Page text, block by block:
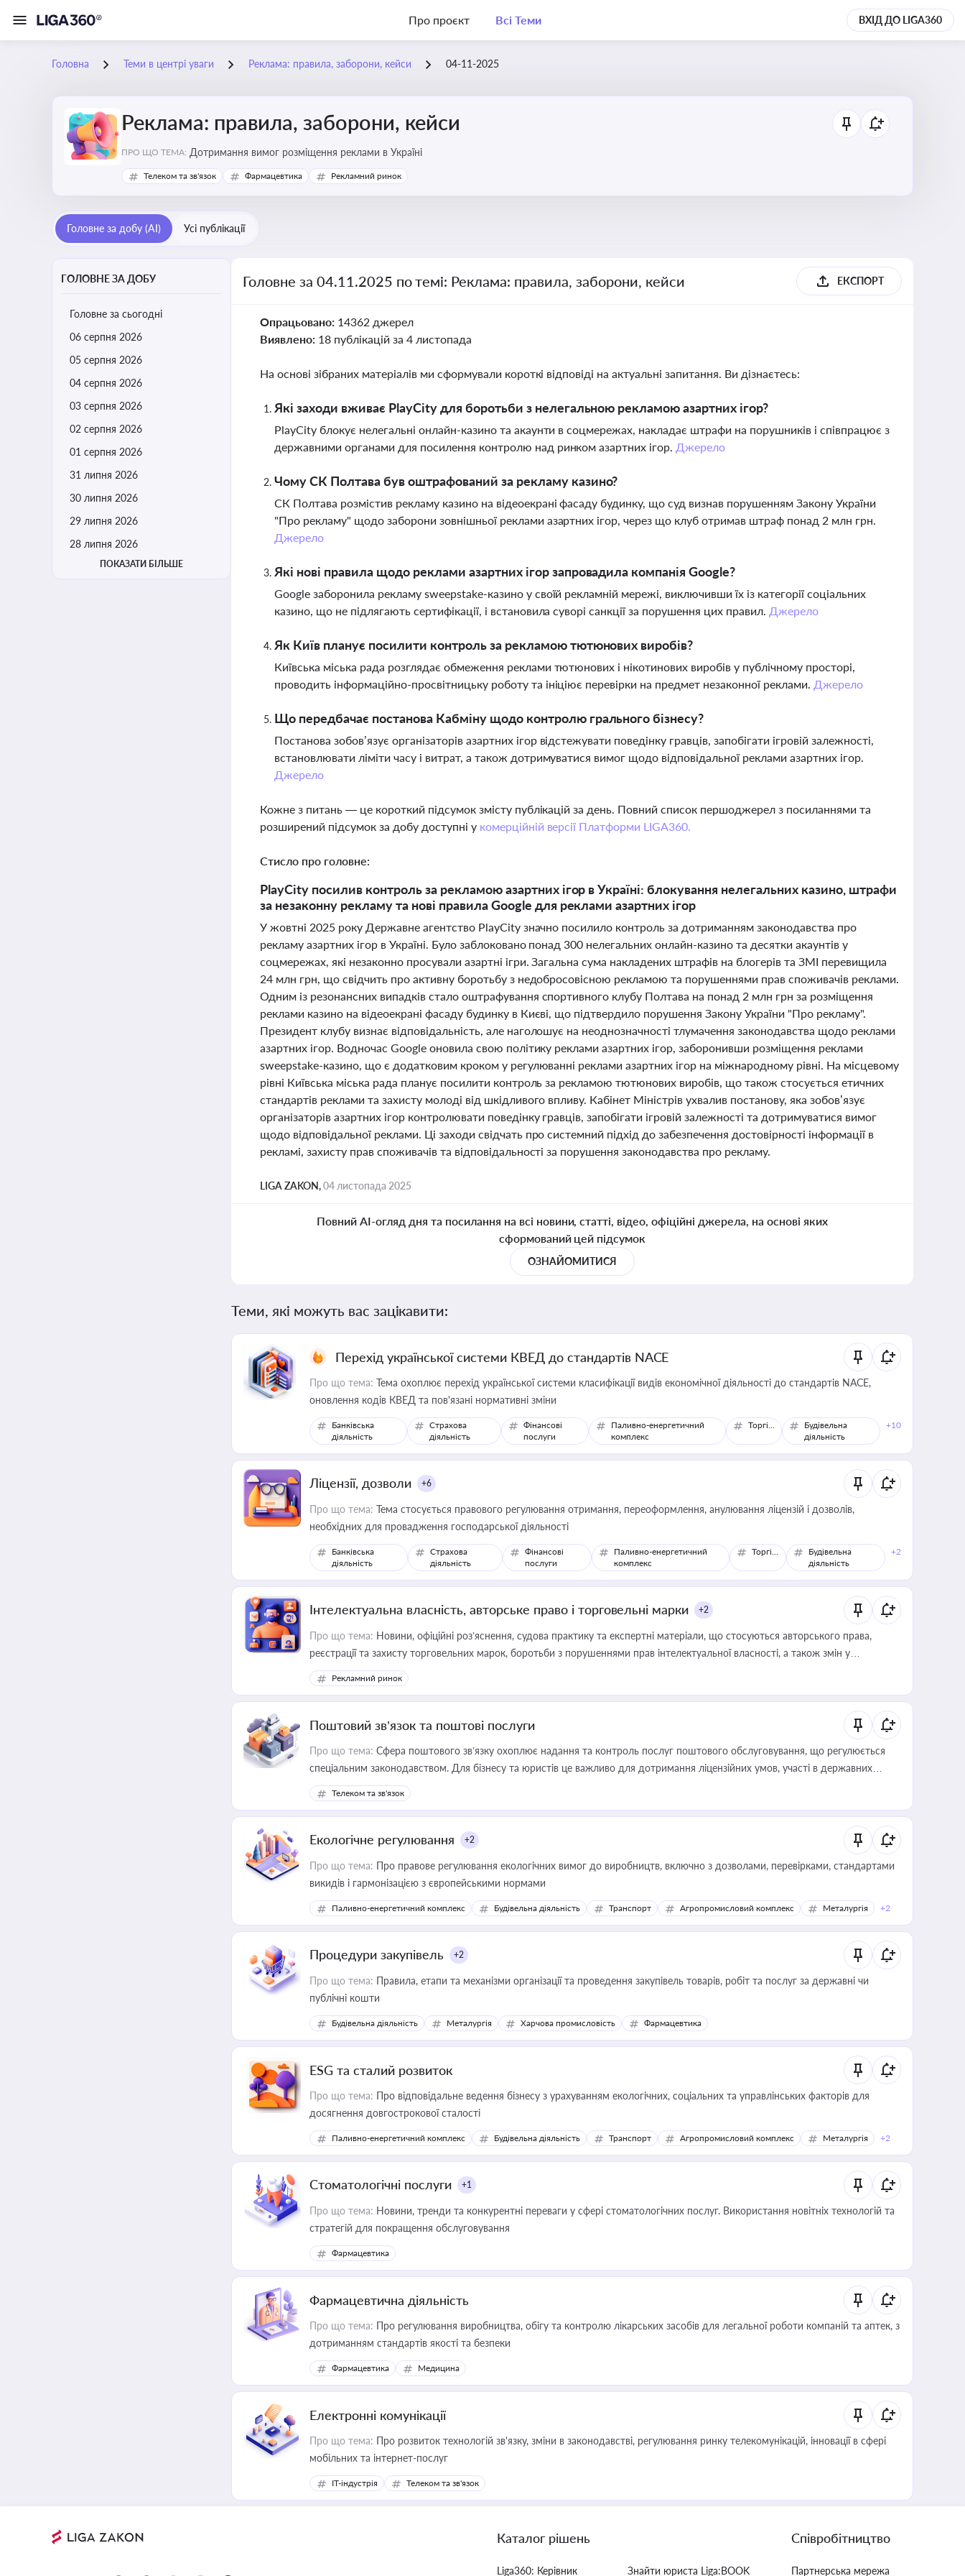
Про проєкт Всі Теми ВХІД ДО LIGA360
Головна Теми в центрі уваги Реклама: правила, заборони, кейси 04-11-2025
Реклама: правила, заборони, кейси
ПРО ЩО ТЕМА: Дотримання вимог розміщення реклами в Україні
Телеком та зв'язок Фармацевтика Рекламний ринок
Головне за добу (AI) Усі публікації
ГОЛОВНЕ ЗА ДОБУ
Головне за сьогодні
06 серпня 2026
05 серпня 2026
04 серпня 2026
03 серпня 2026
02 серпня 2026
01 серпня 2026
31 липня 2026
30 липня 2026
29 липня 2026
28 липня 2026
ПОКАЗАТИ БІЛЬШЕ
Головне за 04.11.2025 по темі: Реклама: правила, заборони, кейси ЕКСПОРТ
Опрацьовано: 14362 джерел
Виявлено: 18 публікацій за 4 листопада
На основі зібраних матеріалів ми сформували короткі відповіді на актуальні запитання. Ви дізнаєтесь:
Які заходи вживає PlayCity для боротьби з нелегальною рекламою азартних ігор?
PlayCity блокує нелегальні онлайн-казино та акаунти в соцмережах, накладає штрафи на порушників і співпрацює з
державними органами для посилення контролю над ринком азартних ігор. Джерело
Чому СК Полтава був оштрафований за рекламу казино?
СК Полтава розмістив рекламу казино на відеоекрані фасаду будинку, що суд визнав порушенням Закону України
"Про рекламу" щодо заборони зовнішньої реклами азартних ігор, через що клуб отримав штраф понад 2 млн грн.
Джерело
Які нові правила щодо реклами азартних ігор запровадила компанія Google?
Google заборонила рекламу sweepstake-казино у своїй рекламній мережі, виключивши їх із категорії соціальних
казино, що не підлягають сертифікації, і встановила суворі санкції за порушення цих правил. Джерело
Як Київ планує посилити контроль за рекламою тютюнових виробів?
Київська міська рада розглядає обмеження реклами тютюнових і нікотинових виробів у публічному просторі,
проводить інформаційно-просвітницьку роботу та ініціює перевірки на предмет незаконної реклами. Джерело
Що передбачає постанова Кабміну щодо контролю грального бізнесу?
Постанова зобов’язує організаторів азартних ігор відстежувати поведінку гравців, запобігати ігровій залежності,
встановлювати ліміти часу і витрат, а також дотримуватися вимог щодо відповідальної реклами азартних ігор.
Джерело
Кожне з питань — це короткий підсумок змісту публікацій за день. Повний список першоджерел з посиланнями та
розширений підсумок за добу доступні у комерційній версії Платформи LIGA360.
Стисло про головне:
PlayCity посилив контроль за рекламою азартних ігор в Україні: блокування нелегальних казино, штрафи
за незаконну рекламу та нові правила Google для реклами азартних ігор
У жовтні 2025 року Державне агентство PlayCity значно посилило контроль за дотриманням законодавства про
рекламу азартних ігор в Україні. Було заблоковано понад 300 нелегальних онлайн-казино та десятки акаунтів у
соцмережах, які незаконно просували азартні ігри. Загальна сума накладених штрафів на блогерів та ЗМІ перевищила
24 млн грн, що свідчить про активну боротьбу з недобросовісною рекламою та порушеннями прав споживачів реклами.
Одним із резонансних випадків стало оштрафування спортивного клубу Полтава на понад 2 млн грн за розміщення
реклами казино на відеоекрані фасаду будинку в Києві, що підтвердило порушення Закону України "Про рекламу".
Президент клубу визнає відповідальність, але наголошує на неоднозначності тлумачення законодавства щодо реклами
азартних ігор. Водночас Google оновила свою політику реклами азартних ігор, заборонивши розміщення реклами
sweepstake-казино, що є додатковим кроком у регулюванні реклами азартних ігор на міжнародному рівні. На місцевому
рівні Київська міська рада планує посилити контроль за рекламою тютюнових виробів, що також стосується етичних
стандартів реклами та захисту молоді від шкідливого впливу. Кабінет Міністрів ухвалив постанову, яка зобов’язує
організаторів азартних ігор контролювати поведінку гравців, запобігати ігровій залежності та дотримуватися вимог
щодо відповідальної реклами. Ці заходи свідчать про системний підхід до забезпечення достовірності інформації в
рекламі, захисту прав споживачів та відповідальності за порушення законодавства про рекламу.
LIGA ZAKON,04 листопада 2025
Повний AI-огляд дня та посилання на всі новини, статті, відео, офіційні джерела, на основі яких
сформований цей підсумок
ОЗНАЙОМИТИСЯ
Теми, які можуть вас зацікавити:
Перехід української системи КВЕД до стандартів NACE
Про що тема: Тема охоплює перехід української системи класифікації видів економічної діяльності до стандартів NACE,
оновлення кодів КВЕД та пов'язані нормативні зміни
Банківська
діяльність
Страхова
діяльність
Фінансові
послуги
Паливно-енергетичний
комплекс
Торгівля
Будівельна
діяльність
+10
Ліцензії, дозволи +6
Про що тема: Тема стосується правового регулювання отримання, переоформлення, анулювання ліцензій і дозволів,
необхідних для провадження господарської діяльності
Банківська
діяльність
Страхова
діяльність
Фінансові
послуги
Паливно-енергетичний
комплекс
Торгівля
Будівельна
діяльність
+2
Інтелектуальна власність, авторське право і торговельні марки +2
Про що тема: Новини, офіційні роз’яснення, судова практику та експертні матеріали, що стосуються авторського права,
реєстрації та захисту торговельних марок, боротьби з порушеннями прав інтелектуальної власності, а також змін у
законодавстві у цій сфері
Рекламний ринок
Поштовий зв’язок та поштові послуги
Про що тема: Сфера поштового зв’язку охоплює надання та контроль послуг поштового обслуговування, що регулюється
спеціальним законодавством. Для бізнесу та юристів це важливо для дотримання ліцензійних умов, участі в державних
реєстрах і забезпечення прав споживачів.
Телеком та зв'язок
Екологічне регулювання +2
Про що тема: Про правове регулювання екологічних вимог до виробництв, включно з дозволами, перевірками, стандартами
викидів і гармонізацією з європейськими нормами
Паливно-енергетичний комплекс Будівельна діяльність Транспорт Агропромисловий комплекс Металургія +2
Процедури закупівель +2
Про що тема: Правила, етапи та механізми організації та проведення закупівель товарів, робіт та послуг за державні чи
публічні кошти
Будівельна діяльність Металургія Харчова промисловість Фармацевтика
ESG та сталий розвиток
Про що тема: Про відповідальне ведення бізнесу з урахуванням екологічних, соціальних та управлінських факторів для
досягнення довгострокової сталості
Паливно-енергетичний комплекс Будівельна діяльність Транспорт Агропромисловий комплекс Металургія +2
Стоматологічні послуги +1
Про що тема: Новини, тренди та конкурентні переваги у сфері стоматологічних послуг. Використання новітніх технологій та
стратегій для покращення обслуговування
Фармацевтика
Фармацевтична діяльність
Про що тема: Про регулювання виробництва, обігу та контролю лікарських засобів для легальної роботи компаній та аптек, з
дотриманням стандартів якості та безпеки
Фармацевтика Медицина
Електронні комунікації
Про що тема: Про розвиток технологій зв'язку, зміни в законодавстві, регулювання ринку телекомунікацій, інновації в сфері
мобільних та інтернет-послуг
IT-індустрія Телеком та зв'язок
Каталог рішень
Liga360: Керівник Знайти юриста Liga:BOOK
Співробітництво
Партнерська мережа